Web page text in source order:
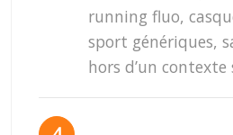
running fluo,
sport génériques,
hors d’un